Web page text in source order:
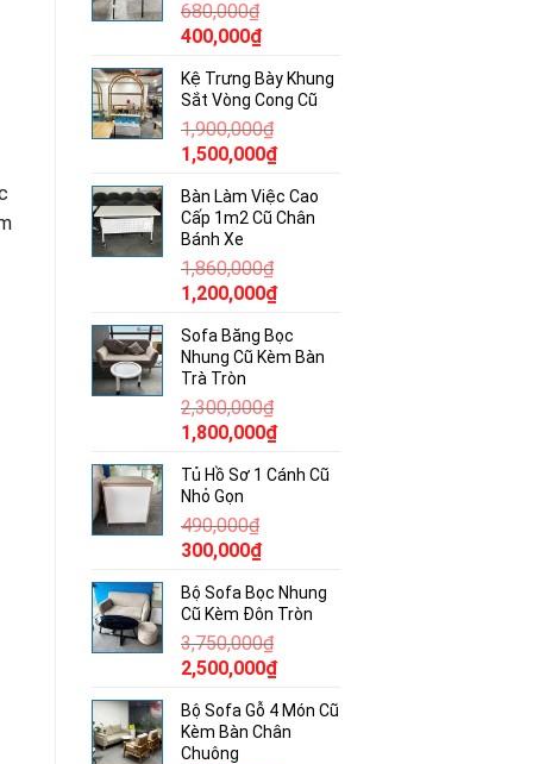
680,000₫
Giá
là:
680,000₫.
400,000₫Giá
tại
là:
400,000₫.
Kệ Trưng Bày Khung
Sắt Vòng Cong Cũ
1,900,000₫
Giá
là:
1,900,000₫.
1,500,000₫Giá
tại
là:
Bàn Làm Việc Cao
Cấp 1m2 Cũ Chân
Bánh Xe
1,860,000₫
Giá
là:
1,860,000₫.
1,200,000₫Giá
tại
là:
Sofa Băng Bọc
Nhung Cũ Kèm Bàn
Trà Tròn
2,300,000₫
Giá
là:
2,300,000₫.
1,800,000₫Giá
tại
Tủ Hồ Sơ 1 Cánh Cũ
Nhỏ Gọn
490,000₫
Giá
là:
490,000₫.
300,000₫Giá
tại
là:
300,000₫.
Bộ Sofa Bọc Nhung
Cũ Kèm Đôn Tròn
3,750,000₫
Giá
là:
3,750,000₫.
2,500,000₫Giá
tại
là:
Bộ Sofa Gỗ 4 Món Cũ
Kèm Bàn Chân
Chuông